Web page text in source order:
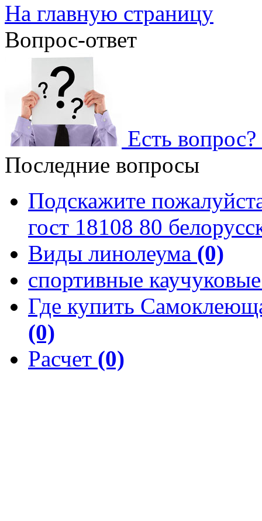
На главную страницу
Вопрос-ответ
Есть
Последние вопросы
Подскажите
гост 18108 80
Виды линолеума (0)
спортивные
Где купить
(0)
Расчет (0)